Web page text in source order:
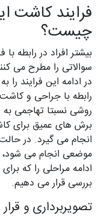
فرایند کاشت
چیست؟
بیشتر افراد در رابطه
سوالاتی را مطرح می
در ادامه این فرایند
رابطه با جراحی و کاشت
روشی نسبتا تهاجمی به
برش های عمیق برای
انجام می گیرد. در
موضعی انجام می
ادامه مراحلی را که
بررسی قرار می دهیم.
تصویربرداری و